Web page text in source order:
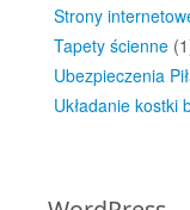
Strony
Tapety ścienne
Ubezpieczenia
Układanie kostki